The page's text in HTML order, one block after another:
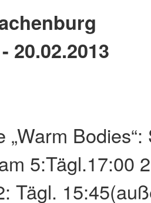
20.02.2013
„Warm
5:Tägl.17:00
Tägl.